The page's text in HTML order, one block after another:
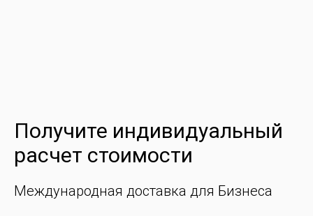
Получите индивидуальный
расчет стоимости
Международная доставка для Бизнеса